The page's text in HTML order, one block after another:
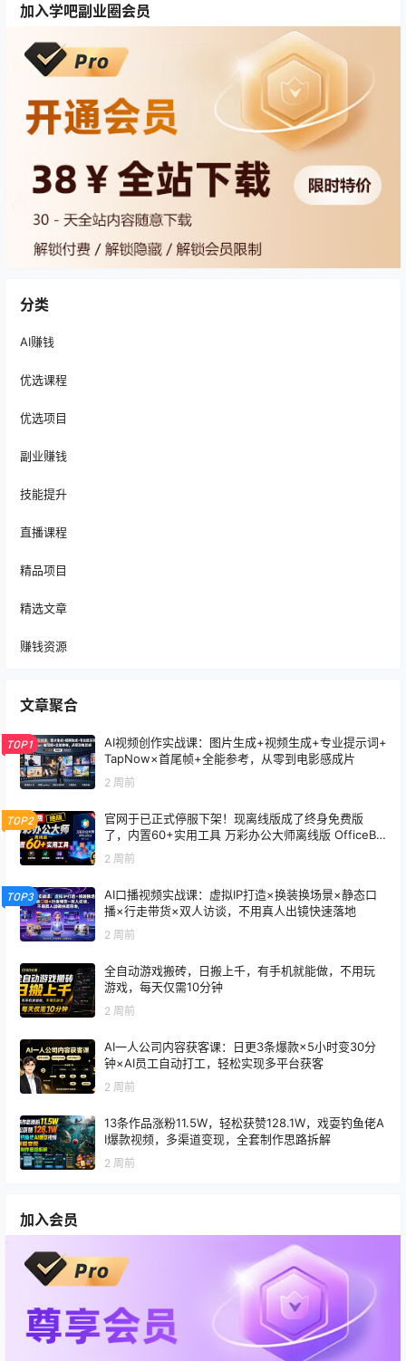
加入学吧副业圈会员
分类
AI赚钱
优选课程
优选项目
副业赚钱
技能提升
直播课程
精品项目
精选文章
赚钱资源
文章聚合
TOP1
AI视频创作实战课：图片生成+视频生成+专业提示词+
TapNow×首尾帧+全能参考，从零到电影感成片
2 周前
TOP2
官网于已正式停服下架！现离线版成了终身免费版
了，内置60+实用工具 万彩办公大师离线版 OfficeBo
2 周前
TOP3
AI口播视频实战课：虚拟IP打造×换装换场景×静态口
播×行走带货×双人访谈，不用真人出镜快速落地
2 周前
全自动游戏搬砖，日搬上千，有手机就能做，不用玩
游戏，每天仅需10分钟
2 周前
AI一人公司内容获客课：日更3条爆款×5小时变30分
钟×AI员工自动打工，轻松实现多平台获客
2 周前
13条作品涨粉11.5W，轻松获赞128.1W，戏耍钓鱼佬A
I爆款视频，多渠道变现，全套制作思路拆解
2 周前
加入会员